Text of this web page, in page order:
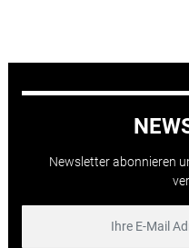
Newsletter abonnieren